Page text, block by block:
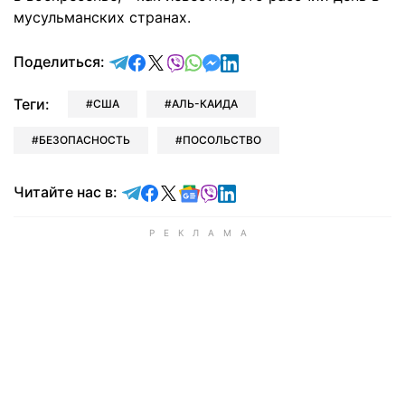
мусульманских странах.
Поделиться: отправить в Telegram
поделиться в Facebook
поделиться в X
отправить в Viber
отправить в Whatsapp
отправить в Messenger
отправить в LinkedIn
Теги: США АЛЬ-КАИДА
БЕЗОПАСНОСТЬ ПОСОЛЬСТВО
Читайте нас в: Читайте в Telegram
Читайте в Facebook
Читайте в X
Читайте в Google news
Читайте в Viber
Читайте в LinkedIn